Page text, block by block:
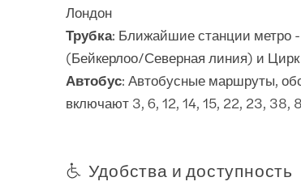
Лондон
Трубка: Ближайшие станции метро -
(Бейкерлоо/Северная линия) и
Автобус: Автобусные маршруты,
включают 3, 6, 12, 14, 15, 22, 23, 38,
Удобства и доступность